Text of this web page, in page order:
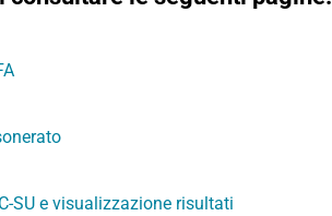
SU e visualizzazione risultati